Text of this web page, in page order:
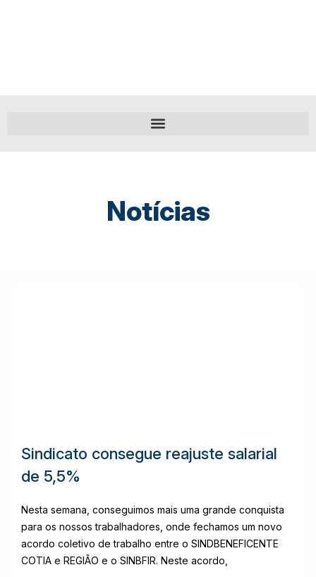
Notícias
Sindicato consegue reajuste salarial
de 5,5%
Nesta semana, conseguimos mais uma grande conquista
para os nossos trabalhadores, onde fechamos um novo
acordo coletivo de trabalho entre o SINDBENEFICENTE
COTIA e REGIÃO e o SINBFIR. Neste acordo,